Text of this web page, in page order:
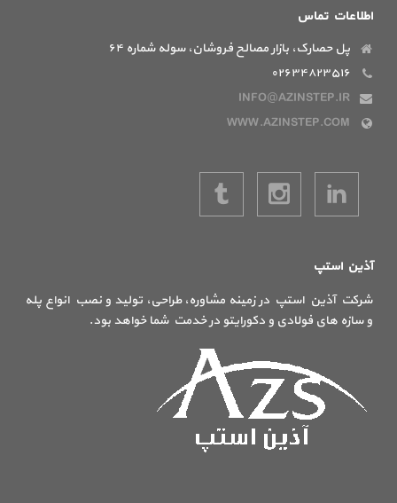
اطلاعات تماس
پل حصارک، بازار مصالح فروشان، سوله شماره ۶۴
۰۲۶۳۴۸۲۳۵۱۶
INFO@AZINSTEP.IR
WWW.AZINSTEP.COM
آذین استپ
شرکت آذین استپ در زمینه مشاوره، طراحی، تولید و نصب انواع پله
و سازه های فولادی و دکورایتو در خدمت شما خواهد بود.